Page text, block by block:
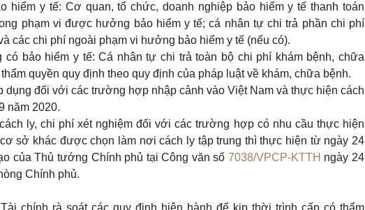
hiểm y tế: Cơ quan, tổ chức, doanh nghiệp bảo hiểm y tế thanh toán
phạm vi được hưởng bảo hiểm y tế; cá nhân tự chi trả phần chi phí
các chi phí ngoài phạm vi hưởng bảo hiểm y tế (nếu có).
bảo hiểm y tế: Cá nhân tự chi trả toàn bộ chi phí khám bệnh, chữa
quyền quy định theo quy định của pháp luật về khám, chữa bệnh.
dụng đối với các trường hợp nhập cảnh vào Việt Nam và thực hiện cách
năm 2020.
ly, chi phí xét nghiệm đối với các trường hợp có nhu cầu thực hiện
sở khác được chọn làm nơi cách ly tập trung thì thực hiện từ ngày 24
của Thủ tướng Chính phủ tại Công văn số 7038/VPCP-KTTH ngày 24
Chính phủ.
chính rà soát các quy định hiện hành để kịp thời trình cấp có thẩm